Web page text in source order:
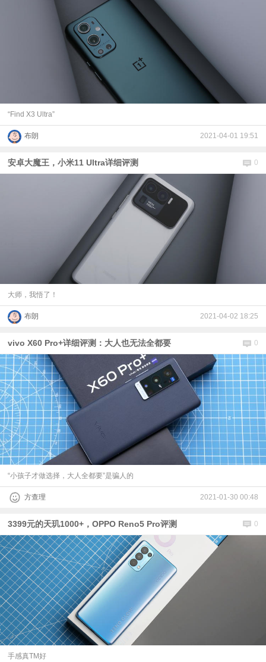
“Find X3 Ultra”
布朗 2021-04-01 19:51
安卓大魔王，小米11 Ultra详细评测 0
大师，我悟了！
布朗 2021-04-02 18:25
vivo X60 Pro+详细评测：大人也无法全都要 0
“小孩子才做选择，大人全都要”是骗人的
方查理 2021-01-30 00:48
3399元的天玑1000+，OPPO Reno5 Pro评测 0
手感真TM好